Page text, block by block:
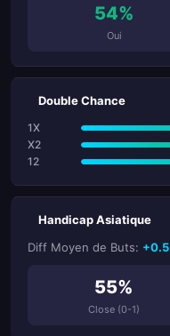
54%
Oui
Double Chance
1X
X2
12
Handicap Asiatique
Diff Moyen de Buts: +0.5
55%
Close (0-1)